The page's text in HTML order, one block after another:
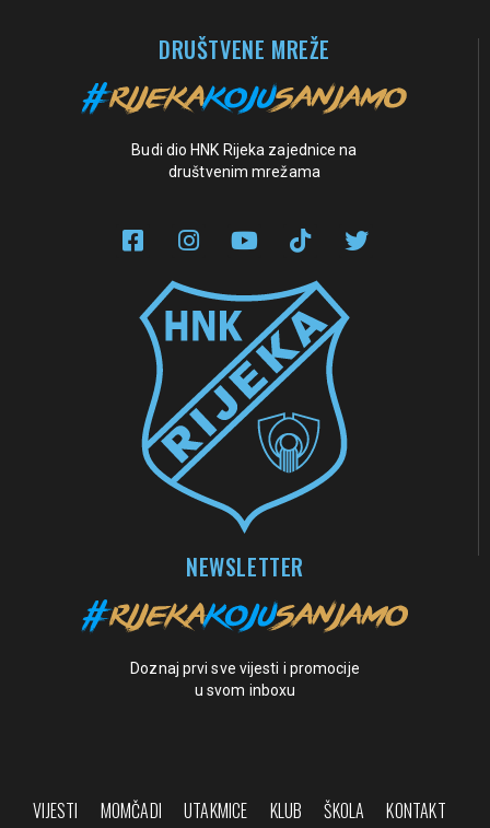
DRUŠTVENE MREŽE
Budi dio HNK Rijeka zajednice na
društvenim mrežama
NEWSLETTER
Doznaj prvi sve vijesti i promocije
u svom inboxu
VIJESTI MOMČADI UTAKMICE KLUB ŠKOLA KONTAKT